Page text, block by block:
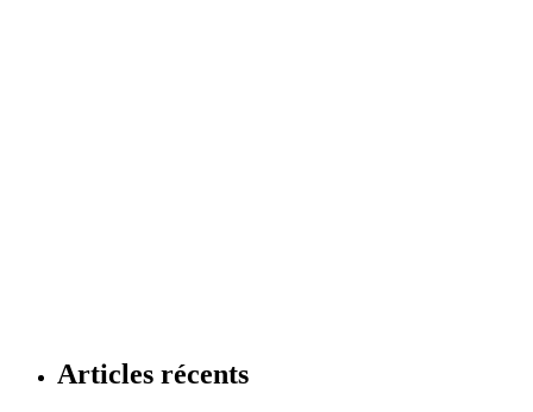
Articles récents